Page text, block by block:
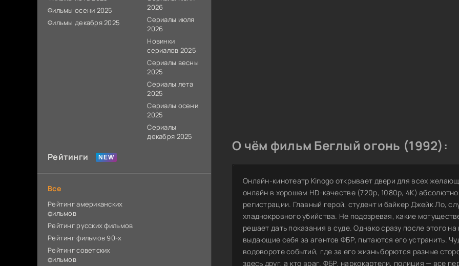
О чём фильм Беглый огонь (1992):
Онлайн-кинотеатр Kinogo открывает двери для всех
онлайн в хорошем HD-качестве (720p, 1080p, 4K)
регистрации. Главный герой, студент и байкер Джейк Ло,
хладнокровного убийства. Не подозревая, какие
решает дать показания в суде. Однако сразу после этого
выдающие себя за агентов ФБР, пытаются его устранить.
водовороте событий, где за его жизнь борются разные
здесь друг, а кто враг. ФБР, наркокартели, полиция — все
Фильмы осени 2025
Фильмы декабря 2025
2026
Сериалы июля
2026
Новинки
сериалов 2025
Сериалы весны
2025
Сериалы лета
2025
Сериалы осени
2025
Сериалы
декабря 2025
Рейтинги
Все
Рейтинг американских
фильмов
Рейтинг русских фильмов
Рейтинг фильмов 90-х
Рейтинг советских
фильмов